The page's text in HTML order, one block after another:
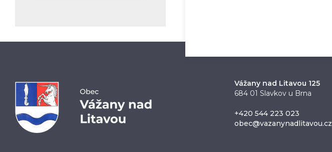
Vážany nad Litavou 125
684 01 Slavkov u Brna
+420 544 223 023
obec@vazanynadlitavou.cz